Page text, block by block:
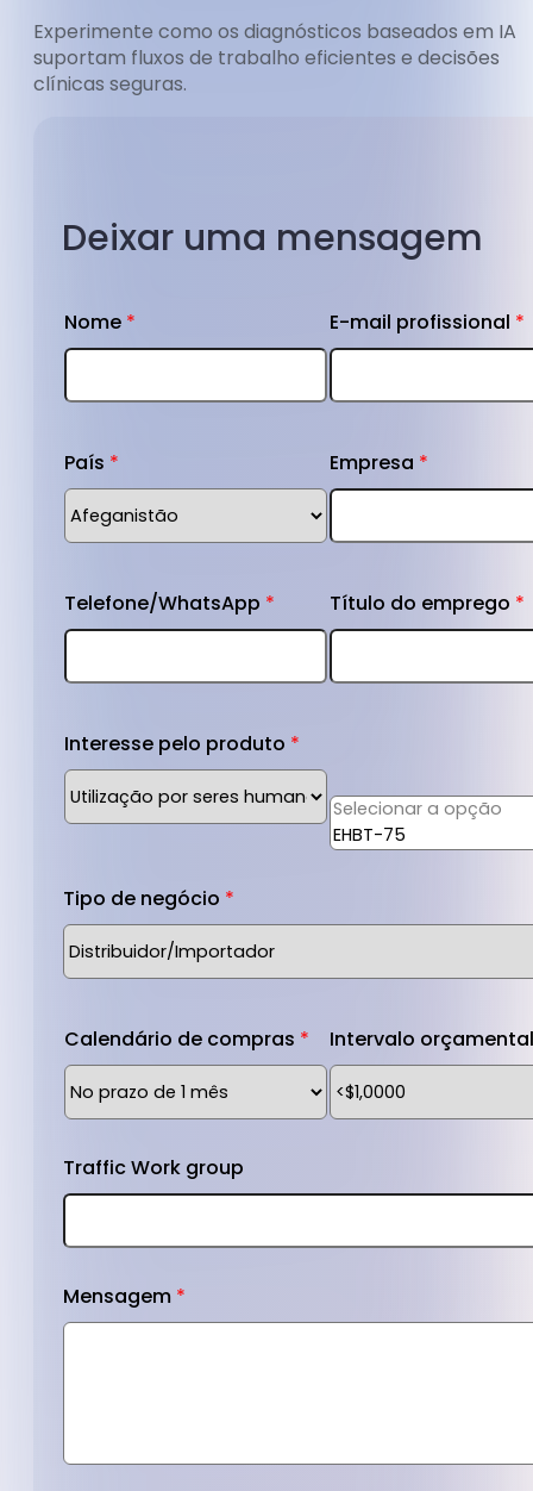
Experimente como os diagnósticos baseados em IA
suportam fluxos de trabalho eficientes e decisões
clínicas seguras.
Deixar uma mensagem
Nome * E-mail profissional *
País * Empresa *
Telefone/WhatsApp * Título do emprego *
Interesse pelo produto *
Tipo de negócio *
Calendário de compras * Intervalo orçamental
Traffic Work group
Mensagem *